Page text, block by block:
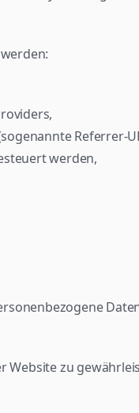
Referrer-
werden,
Website zu